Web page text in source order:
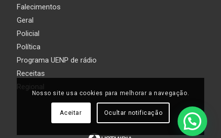
Falecimentos
Geral
Policial
Política
Programa UENP de rádio
Receitas
Regional
Nosso site usa cookies para melhorar a navegação.
Aceitar Ocultar notificação